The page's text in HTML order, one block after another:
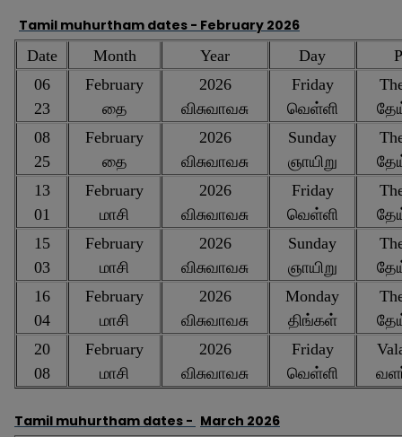
Tamil muhurtham dates - February 2026
Date
Month Year Day
06
23
February
தை
2026
விசுவாவசு
Friday
வெள்ளி
08
25
February
தை
2026
விசுவாவசு
Sunday
ஞாயிறு
13
01
February
மாசி
2026
விசுவாவசு
Friday
வெள்ளி
15
03
February
மாசி
2026
விசுவாவசு
Sunday
ஞாயிறு
16
04
February
மாசி
2026
விசுவாவசு
Monday
திங்கள்
20
08
February
மாசி
2026
விசுவாவசு
Friday
வெள்ளி
Tamil muhurtham dates - March 2026